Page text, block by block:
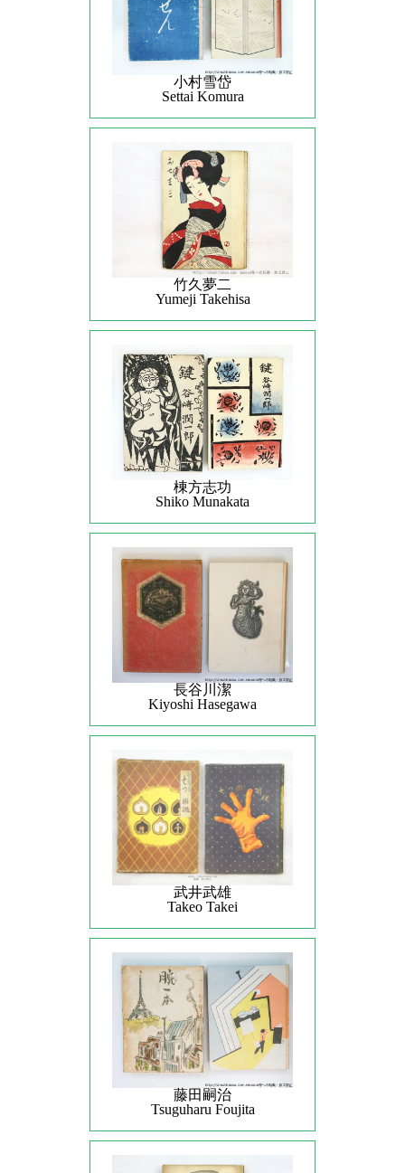
小村雪岱
Settai Komura
竹久夢二
Yumeji Takehisa
棟方志功
Shiko Munakata
長谷川潔
Kiyoshi Hasegawa
武井武雄
Takeo Takei
藤田嗣治
Tsuguharu Foujita